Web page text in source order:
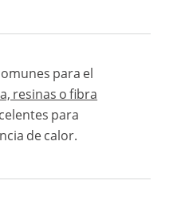
para el
resinas o fibra
para
de calor.